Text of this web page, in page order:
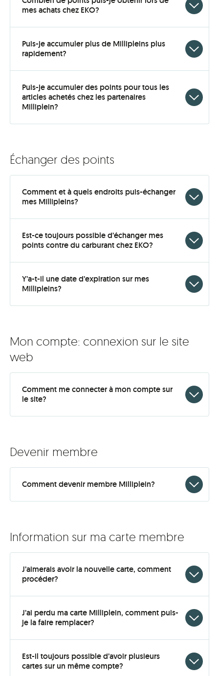
mes achats chez EKO?
open
Puis-je accumuler plus de Millipleins plus
rapidement?
open
Puis-je accumuler des points pour tous les
articles achetés chez les partenaires
Milliplein?
open
Échanger des points
Comment et à quels endroits puis-échanger
mes Millipleins?
open
Est-ce toujours possible d’échanger mes
points contre du carburant chez EKO?
open
Y’a-t-il une date d’expiration sur mes
Millipleins?
open
Mon compte: connexion sur le site
web
Comment me connecter à mon compte sur
le site?
open
Devenir membre
Comment devenir membre Milliplein?
open
Information sur ma carte membre
J’aimerais avoir la nouvelle carte, comment
procéder?
open
J’ai perdu ma carte Milliplein, comment puis-
je la faire remplacer?
open
Est-il toujours possible d’avoir plusieurs
cartes sur un même compte?